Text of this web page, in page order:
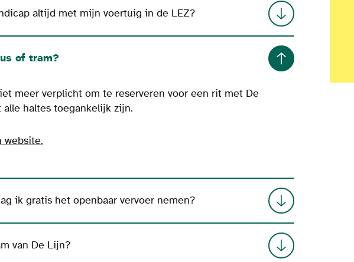
altijd met mijn voertuig in de LEZ?
of tram?
meer verplicht om te reserveren voor een rit met De
haltes toegankelijk zijn.
website.
ik gratis het openbaar vervoer nemen?
van De Lijn?